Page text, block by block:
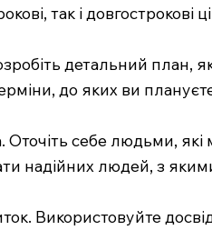
так і довгострокові
детальний план,
до яких ви
себе людьми, які
надійних людей, з
Використовуйте